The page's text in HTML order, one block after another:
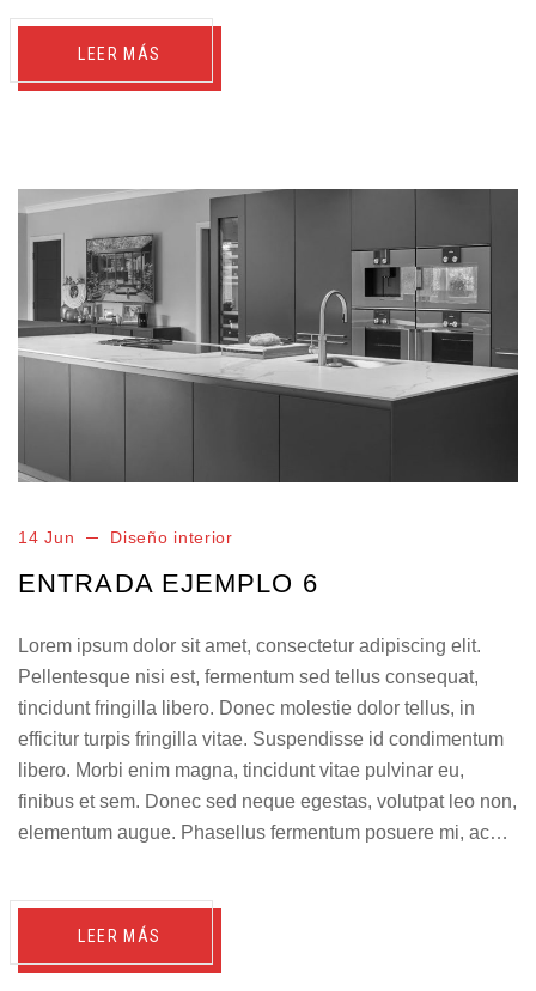
LEER MÁS
14 Jun Diseño interior
ENTRADA EJEMPLO 6
Lorem ipsum dolor sit amet, consectetur adipiscing elit.
Pellentesque nisi est, fermentum sed tellus consequat,
tincidunt fringilla libero. Donec molestie dolor tellus, in
efficitur turpis fringilla vitae. Suspendisse id condimentum
libero. Morbi enim magna, tincidunt vitae pulvinar eu,
finibus et sem. Donec sed neque egestas, volutpat leo non,
elementum augue. Phasellus fermentum posuere mi, ac…
LEER MÁS